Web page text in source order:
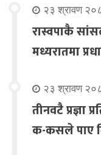
२३ श्रावण
रास्वपाकै
मध्यरातमा
२३ श्रावण
तीनवटै प्रज्ञा
क-कसले पाए